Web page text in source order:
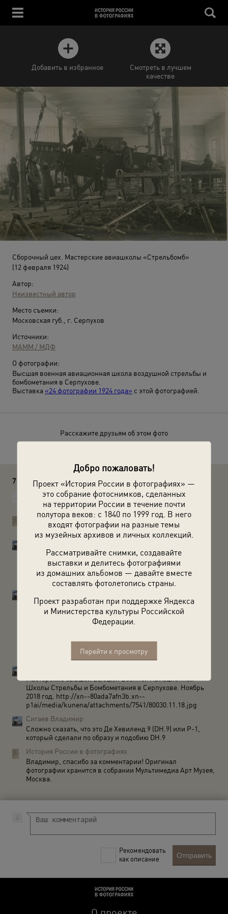
Добро пожаловать!
Проект «История России в фотографиях» —
это собрание фотоснимков, сделанных
на территории России в течение почти
полутора веков: с 1840 по 1999 год. В него
входят фотографии на разные темы
из музейных архивов и личных коллекций.
Рассматривайте снимки, создавайте
выставки и делитесь фотографиями
из домашних альбомов — давайте вместе
составлять фотолетопись страны.
Проект разработан при поддержке Яндекса
и Министерства культуры Российской
Федерации.
Перейти к просмотру
Добавить в избранное
Смотреть в лучшем
качестве
Сборочный цех. Мастерские авиашколы «Стрельбомб»
(12 февраля 1924)
Автор:
Неизвестный автор
Место съемки:
Московская губ., г. Серпухов
Источники:
МАММ / МДФ
О фотографии:
Высшая военная авиационная школа воздушной стрельбы и
бомбометания в Серпухове.
Выставка «24 фотографии 1924 года» с этой фотографией.
Расскажите друзьям об этом фото
7 комментариев
Степанов Борис
Де Хевиленд 9 ремонтируют.
История России в фотографиях
Борис, спасибо, добавили в атрибуцию.
Подскажите, пожалуйста, где можно увидеть оригиналы
этих фотографий. Интересуюсь историей Серпуховского
"Стрельбома" , возможно, есть надписи на обороте
фотографий.
Уважаемы Модераторы, в серии фотографий о
Серпуховском "Стрельбоме" неверно написано название
авиационной школы. В соответствии с Приказом РВСР в
1922 г. школа переименована в "Высшую военную
не было. Источник: Исторический формуляр школы.
Мастерские бывшей Высшей Военной Авиационной
Школы Стрельбы и Бомбометания в Серпухове. Ноябрь
2018 год. http://xn--80ada7afn3b.xn--
p1ai/media/kunena/attachments/7541/80030.11.18.jpg
Сигаев Владимир
Сложно сказать, что это Де Хевиленд 9 (DH.9) или Р-1,
который сделали по образу и подобию DH.9
История России в фотографиях
Владимир, спасибо за комментарии! Оригинал
фотографии хранится в собрании Мультимедиа Арт Музея,
Москва.
Рекомендовать
как описание
Отправить